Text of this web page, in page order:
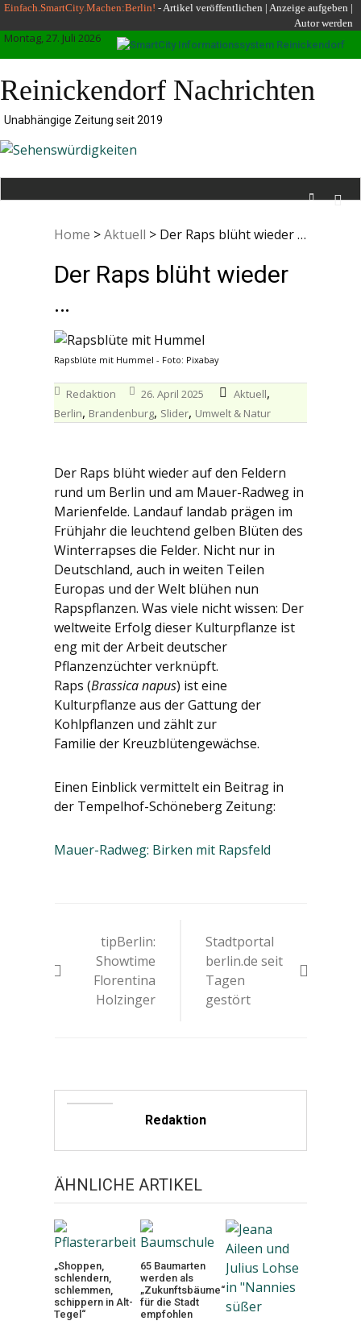
Skip
to
content
Einfach.SmartCity.Machen:Berlin! -Artikel veröffentlichen | Anzeige aufgeben |
Autor werden
Montag, 27. Juli 2026
Reinickendorf Nachrichten
Unabhängige Zeitung seit 2019
Home >Aktuell > Der Raps blüht wieder …
Der Raps blüht wieder
…
Rapsblüte mit Hummel - Foto: Pixabay
Redaktion 26. April 2025 Aktuell,
Berlin, Brandenburg, Slider, Umwelt & Natur
Der Raps blüht wieder auf den Feldern
rund um Berlin und am Mauer-Radweg in
Marienfelde. Landauf landab prägen im
Frühjahr die leuchtend gelben Blüten des
Winterrapses die Felder. Nicht nur in
Deutschland, auch in weiten Teilen
Europas und der Welt blühen nun
Rapspflanzen. Was viele nicht wissen: Der
weltweite Erfolg dieser Kulturpflanze ist
eng mit der Arbeit deutscher
Pflanzenzüchter verknüpft.
Raps (Brassica napus) ist eine
Kulturpflanze aus der Gattung der
Kohlpflanzen und zählt zur
Familie der Kreuzblütengewächse.
Einen Einblick vermittelt ein Beitrag in
der Tempelhof-Schöneberg Zeitung:
Mauer-Radweg: Birken mit Rapsfeld
Navigation
tipBerlin:
Showtime
Florentina
Holzinger
Stadtportal
berlin.de seit
Tagen
gestört
Redaktion
ÄHNLICHE ARTIKEL
„Shoppen,
schlendern,
schlemmen,
schippern in Alt-
Tegel“
65 Baumarten
werden als
„Zukunftsbäume“
für die Stadt
empfohlen